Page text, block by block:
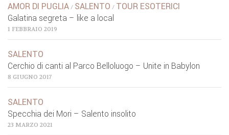
AMOR DI PUGLIA / SALENTO / TOUR ESOTERICI
Galatina segreta – like a local
1 FEBBRAIO 2019
SALENTO
Cerchio di canti al Parco Belloluogo – Unite in Babylon
8 GIUGNO 2017
SALENTO
Specchia dei Mori – Salento insolito
23 MARZO 2021